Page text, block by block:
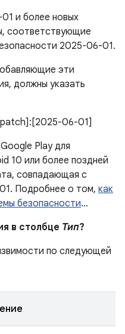
и более новых
соответствующие
2025-06-01.
эти
должны указать
06-01]
Play для
10 или более поздней
совпадающая с
Подробнее о том, как
безопасности…
в столбце Тип?
по следующей